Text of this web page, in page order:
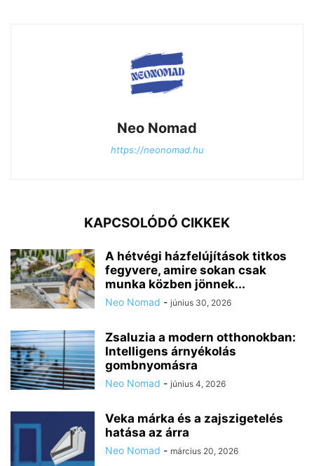
Neo Nomad
https://neonomad.hu
KAPCSOLÓDÓ CIKKEK
A hétvégi házfelújítások titkos
fegyvere, amire sokan csak
munka közben jönnek...
Neo Nomad - június 30, 2026
Zsaluzia a modern otthonokban:
Intelligens árnyékolás
gombnyomásra
Neo Nomad - június 4, 2026
Veka márka és a zajszigetelés
hatása az árra
Neo Nomad - március 20, 2026